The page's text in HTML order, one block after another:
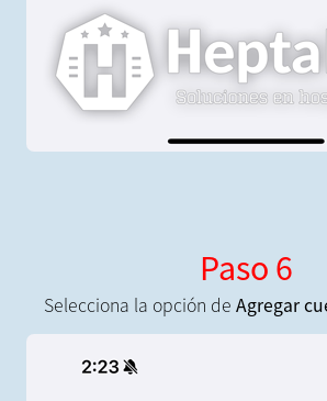
Paso 6
Selecciona la opción de Agregar